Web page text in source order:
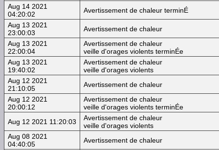
Aug 14 2021
04:20:02
Avertissement de chaleur terminÉ
Aug 13 2021
23:00:03
Avertissement de chaleur
Aug 13 2021
22:00:04
Avertissement de chaleur
veille d'orages violents terminÉe
Aug 13 2021
19:40:02
Avertissement de chaleur
veille d'orages violents
Aug 12 2021
21:10:05
Avertissement de chaleur
Aug 12 2021
20:00:12
Avertissement de chaleur
veille d'orages violents terminÉe
Aug 12 2021 11:20:03
Avertissement de chaleur
veille d'orages violents
Aug 08 2021
04:40:05
Avertissement de chaleur